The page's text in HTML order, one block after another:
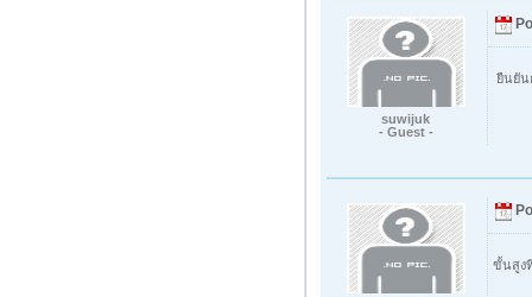
suwijuk
- Guest -
ยืนยัน
ขั้นสูง